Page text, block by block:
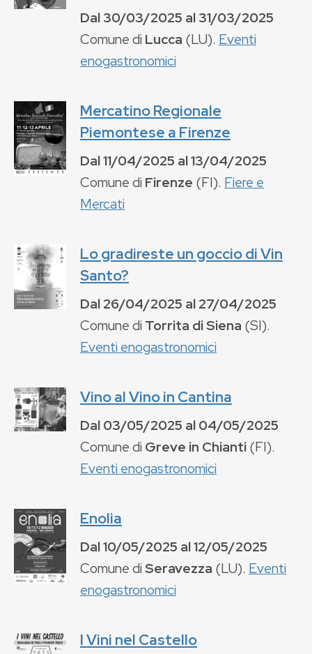
Dal30/03/2025 al31/03/2025
Comune di Lucca (LU). Eventi
enogastronomici
Mercatino Regionale
Piemontese a Firenze
Dal11/04/2025 al13/04/2025
Comune di Firenze (FI). Fiere e
Mercati
Lo gradireste un goccio di Vin
Santo?
Dal26/04/2025 al27/04/2025
Comune di Torrita di Siena (SI).
Eventi enogastronomici
Vino al Vino in Cantina
Dal03/05/2025 al04/05/2025
Comune di Greve in Chianti(FI).
Eventi enogastronomici
Enolia
Dal10/05/2025 al12/05/2025
Comune diSeravezza (LU). Eventi
enogastronomici
I Vini nel Castello